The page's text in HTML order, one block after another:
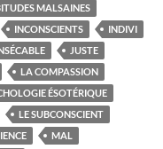
MALSAINES
INCONSCIENTS
INDIVI
JUSTE
LA COMPASSION
ÉSOTÉRIQUE
LE SUBCONSCIENT
MAL